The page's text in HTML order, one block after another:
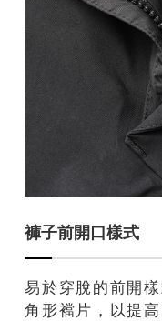
褲子前開口樣式
易於穿脫的前開
角形襠片，以提